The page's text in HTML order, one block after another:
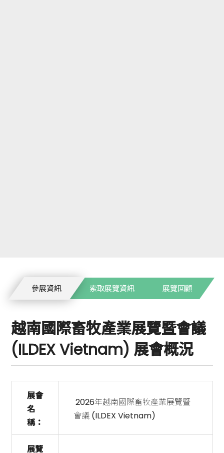
參展資訊 索取展覽資訊 展覽回顧
越南國際畜牧產業展覽暨會議
(ILDEX Vietnam) 展會概況
展會
名
稱：
2026年越南國際畜牧產業展覽暨
會議 (ILDEX Vietnam)
展覽